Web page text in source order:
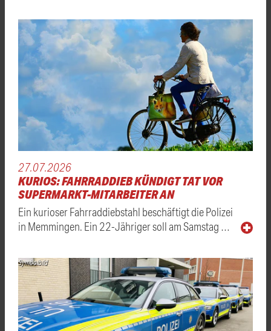
27.07.2026
KURIOS: FAHRRADDIEB KÜNDIGT TAT VOR
SUPERMARKT-MITARBEITER AN
Ein kurioser Fahrraddiebstahl beschäftigt die Polizei
in Memmingen. Ein 22-Jähriger soll am Samstag …
Symbolbild